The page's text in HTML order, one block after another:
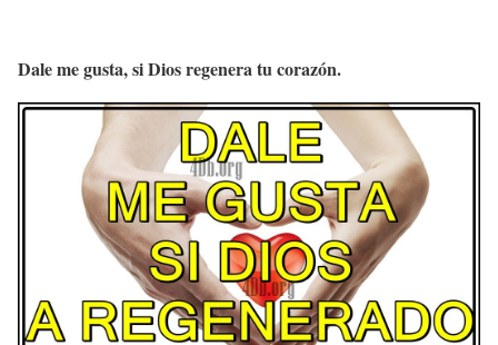
Dale me gusta, si Dios regenera tu corazón.